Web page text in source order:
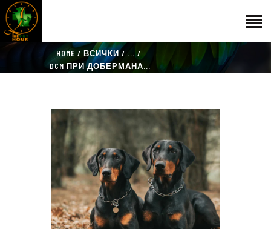
HOME ВСИЧКИ
...
DCM ПРИ ДОБЕРМАНА...
НАЧАЛО
КАТАЛОГ
THE VET HOUR
БЛОГ
КОНТАКТ